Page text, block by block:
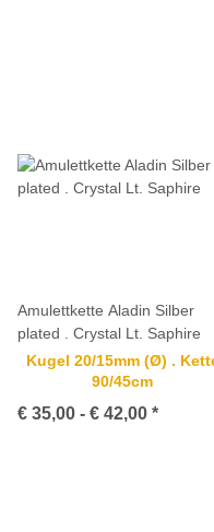
Amulettkette Aladin Silber
plated . Crystal Lt. Saphire
Kugel 20/15mm (Ø) .
90/45cm
€ 35,00 - € 42,00 *